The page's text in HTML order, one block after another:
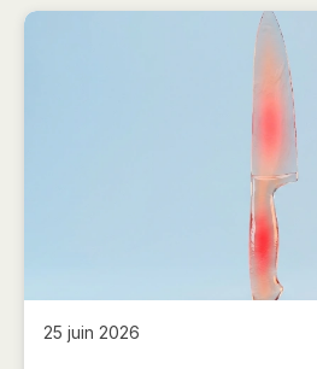
25 juin 2026